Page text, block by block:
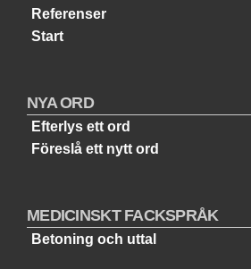
Referenser
Start
NYA ORD
Efterlys ett ord
Föreslå ett nytt ord
MEDICINSKT FACKSPRÅK
Betoning och uttal